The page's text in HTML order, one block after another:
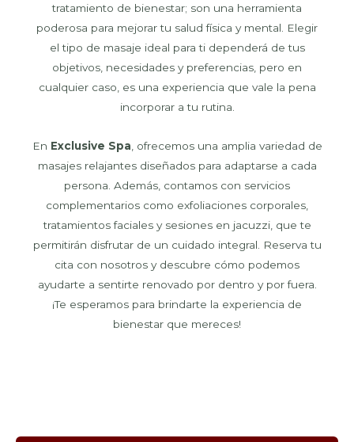
tratamiento de bienestar; son una herramienta
poderosa para mejorar tu salud física y mental. Elegir
el tipo de masaje ideal para ti dependerá de tus
objetivos, necesidades y preferencias, pero en
cualquier caso, es una experiencia que vale la pena
incorporar a tu rutina.
En Exclusive Spa , ofrecemos una amplia variedad de
masajes relajantes diseñados para adaptarse a cada
persona. Además, contamos con servicios
complementarios como exfoliaciones corporales,
tratamientos faciales y sesiones en jacuzzi, que te
permitirán disfrutar de un cuidado integral. Reserva tu
cita con nosotros y descubre cómo podemos
ayudarte a sentirte renovado por dentro y por fuera.
¡Te esperamos para brindarte la experiencia de
bienestar que mereces!